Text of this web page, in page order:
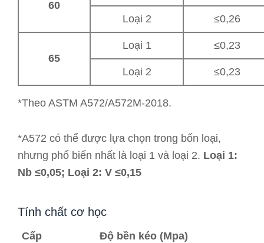
60
Loại 2 ≤0,26
65
Loại 1 ≤0,23
Loại 2 ≤0,23
*Theo ASTM A572/A572M-2018.
*A572 có thể được lựa chọn trong bốn loại,
nhưng phổ biến nhất là loại 1 và loại 2. Loại 1:
Nb ≤0,05; Loại 2: V ≤0,15
Tính chất cơ học
Cấp Độ bền kéo (Mpa)